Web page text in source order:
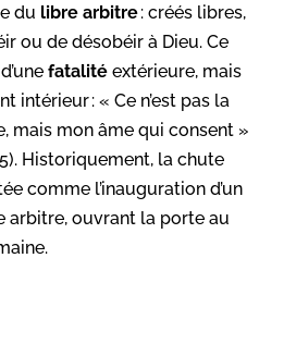
du libre arbitre: créés libres,
ou de désobéir à Dieu. Ce
fatalité extérieure, mais
intérieur : « Ce n’est pas la
mais mon âme qui consent »
Historiquement, la chute
comme l’inauguration d’un
arbitre, ouvrant la porte au